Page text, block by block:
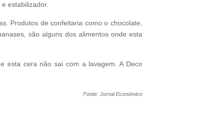
estabilizador.
Produtos de confeitaria como o chocolate,
são alguns dos alimentos onde esta
esta cera não sai com a lavagem. A Deco
Fonte: Jornal Económico